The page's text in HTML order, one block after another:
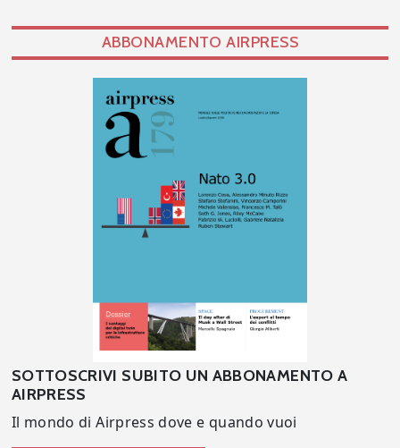
ABBONAMENTO AIRPRESS
SOTTOSCRIVI SUBITO UN ABBONAMENTO A
AIRPRESS
Il mondo di Airpress dove e quando vuoi